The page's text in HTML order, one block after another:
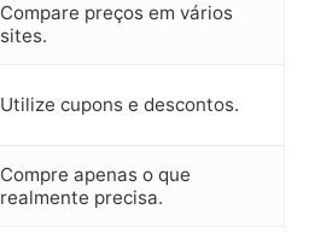
Compare preços em vários
sites.
Utilize cupons e descontos.
Compre apenas o que
realmente precisa.